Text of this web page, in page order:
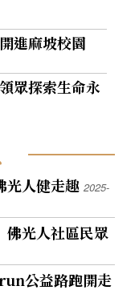
進麻坡校園
眾探索生命永
光人健走趣2025-
光人社區民眾
公益路跑開走